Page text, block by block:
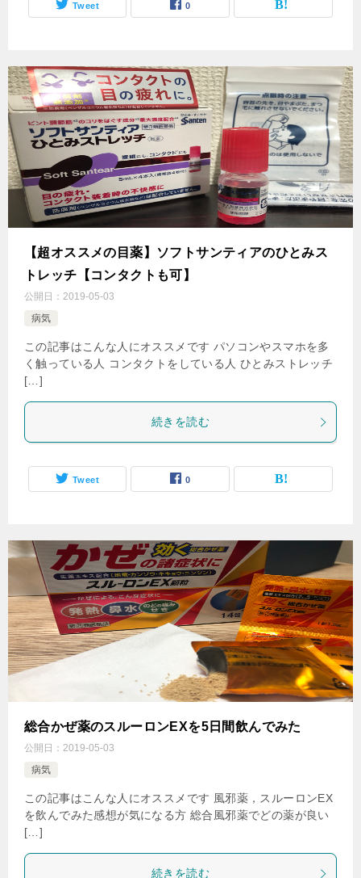
Tweet 0
【超オススメの目薬】ソフトサンティアのひとみス
トレッチ【コンタクトも可】
公開日： 2019-05-03
病気
この記事はこんな人にオススメです パソコンやスマホを多
く触っている人 コンタクトをしている人 ひとみストレッチ
[…]
続きを読む
Tweet 0
総合かぜ薬のスルーロンEXを5日間飲んでみた
公開日： 2019-05-03
病気
この記事はこんな人にオススメです 風邪薬，スルーロンEX
を飲んでみた感想が気になる方 総合風邪薬でどの薬が良い
[…]
続きを読む